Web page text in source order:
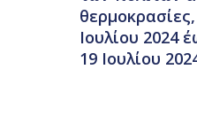
Ιουλίου 2024
19 Ιουλίου